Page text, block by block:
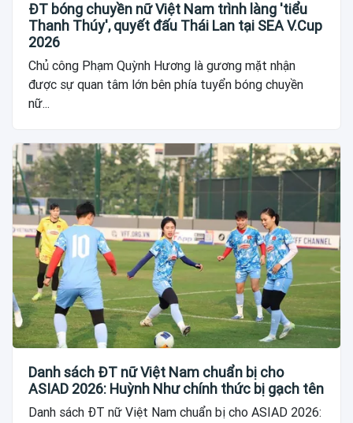
ĐT bóng chuyền nữ Việt Nam trình làng 'tiểu
Thanh Thúy', quyết đấu Thái Lan tại SEA V.Cup
2026
Chủ công Phạm Quỳnh Hương là gương mặt nhận
được sự quan tâm lớn bên phía tuyển bóng chuyền
nữ...
Danh sách ĐT nữ Việt Nam chuẩn bị cho
ASIAD 2026: Huỳnh Như chính thức bị gạch tên
Danh sách ĐT nữ Việt Nam chuẩn bị cho ASIAD 2026: